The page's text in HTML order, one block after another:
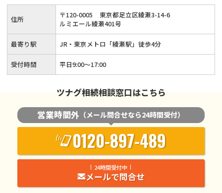
告・生前対策・事業承継など相続全般についてサポートいたし
ます。
住所 〒120-0005
東京都足立区綾瀬3-14-6
ルミエール綾瀬401号
最寄り駅 JR・東京メトロ「綾瀬駅」徒歩4分
受付時間 平日9:00〜17:00
ツナグ相続相談窓口はこちら
営業時間外 （メール問合せなら24時間受付）
0120-897-489
24時間受付中
メールで問合せ